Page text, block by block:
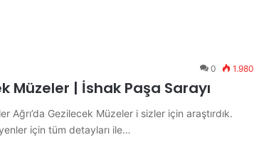
0 1.980
Müzeler | İshak Paşa Sarayı
Ağrı’da Gezilecek Müzeler i sizler için araştırdık.
için tüm detayları ile…